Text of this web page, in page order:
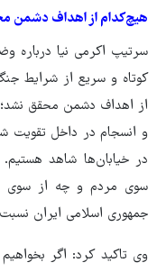
هیچ‌کدام از اهداف دشمن
سرتیپ اکرمی نیا درباره
کوتاه و سریع از شرایط
از اهداف دشمن محقق
و انسجام در داخل تقویت
در خیابان‌ها شاهد
سوی مردم و چه از سوی
جمهوری اسلامی ایران
وی تاکید کرد: اگر